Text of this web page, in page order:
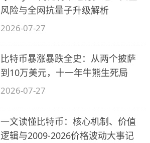
风险与全网抗量子升级解析
2026-07-27
比特币暴涨暴跌全史：从两个披萨
到10万美元，十一年牛熊生死局
2026-07-27
一文读懂比特币：核心机制、价值
逻辑与2009-2026价格波动大事记